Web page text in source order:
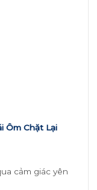
Ôm Chặt Lại
cảm giác yên